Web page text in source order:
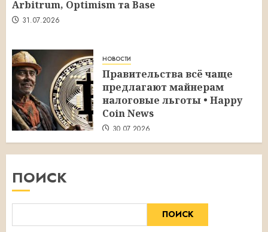
Arbitrum, Optimism та Base
31.07.2026
новости
Правительства всё чаще
предлагают майнерам
налоговые льготы • Happy
Coin News
30.07.2026
ПОИСК
ПОИСК